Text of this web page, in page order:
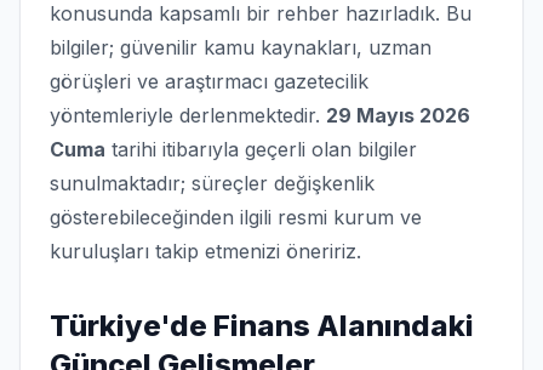
konusunda kapsamlı bir rehber hazırladık. Bu
bilgiler; güvenilir kamu kaynakları, uzman
görüşleri ve araştırmacı gazetecilik
yöntemleriyle derlenmektedir. 29 Mayıs 2026
Cuma tarihi itibarıyla geçerli olan bilgiler
sunulmaktadır; süreçler değişkenlik
gösterebileceğinden ilgili resmi kurum ve
kuruluşları takip etmenizi öneririz.
Türkiye'de Finans Alanındaki